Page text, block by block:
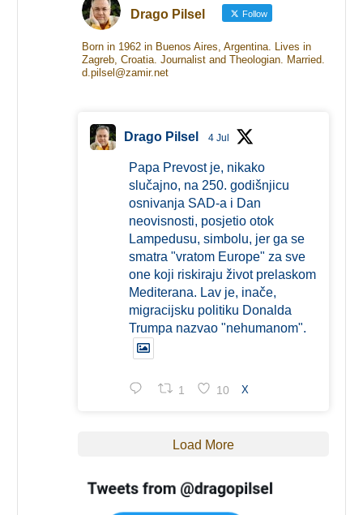
Drago Pilsel Follow
Born in 1962 in Buenos Aires, Argentina. Lives in
Zagreb, Croatia. Journalist and Theologian. Married.
d.pilsel@zamir.net
Drago Pilsel 4 Jul
Papa Prevost je, nikako
slučajno, na 250. godišnjicu
osnivanja SAD-a i Dan
neovisnosti, posjetio otok
Lampedusu, simbolu, jer ga se
smatra "vratom Europe" za sve
one koji riskiraju život prelaskom
Mediterana. Lav je, inače,
migracijsku politiku Donalda
Trumpa nazvao "nehumanom".
1 10 X
Load More